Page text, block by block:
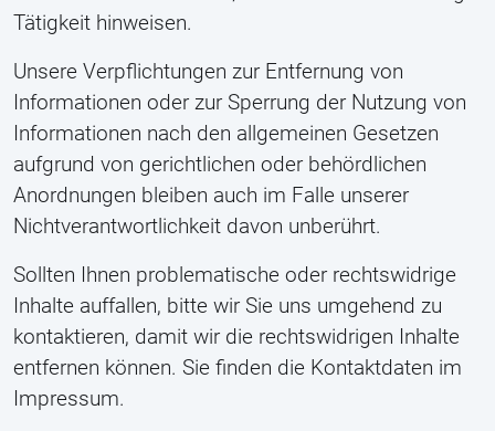
Tätigkeit hinweisen.
Unsere Verpflichtungen zur Entfernung von
Informationen oder zur Sperrung der Nutzung von
Informationen nach den allgemeinen Gesetzen
aufgrund von gerichtlichen oder behördlichen
Anordnungen bleiben auch im Falle unserer
Nichtverantwortlichkeit davon unberührt.
Sollten Ihnen problematische oder rechtswidrige
Inhalte auffallen, bitte wir Sie uns umgehend zu
kontaktieren, damit wir die rechtswidrigen Inhalte
entfernen können. Sie finden die Kontaktdaten im
Impressum.